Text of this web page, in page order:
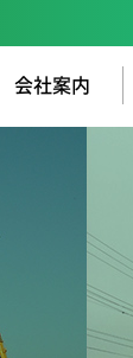
会社案内